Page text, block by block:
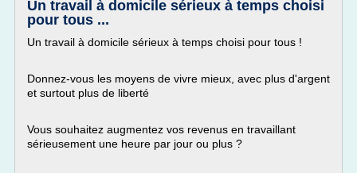
Un travail à domicile sérieux à temps choisi
pour tous ...
Un travail à domicile sérieux à temps choisi pour tous !
Donnez-vous les moyens de vivre mieux, avec plus d'argent
et surtout plus de liberté
Vous souhaitez augmentez vos revenus en travaillant
sérieusement une heure par jour ou plus ?